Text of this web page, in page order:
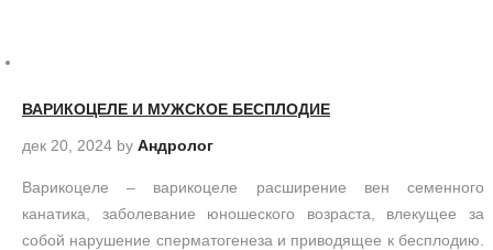
ВАРИКОЦЕЛЕ И МУЖСКОЕ БЕСПЛОДИЕ
дек 20, 2024 by Андролог
Варикоцеле – варикоцеле расширение вен семенного
канатика, заболевание юношеского возраста, влекущее за
собой нарушение сперматогенеза и приводящее к бесплодию.